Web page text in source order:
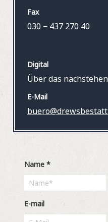
Fax
030 − 437 270 40
Digital
Über das
E-Mail
Name *
E-mail